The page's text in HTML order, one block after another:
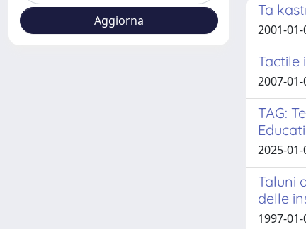
Ta
2001-
Tactile
2007-
TAG:
2025-
Taluni
delle
1997-